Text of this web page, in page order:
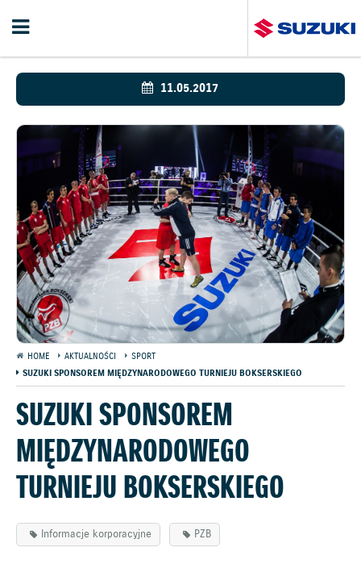
11.05.2017
HOME AKTUALNOŚCI
SPORT
SUZUKI SPONSOREM MIĘDZYNARODOWEGO TURNIEJU BOKSERSKIEGO
SUZUKI SPONSOREM
MIĘDZYNARODOWEGO
TURNIEJU BOKSERSKIEGO
Informacje korporacyjne PZB